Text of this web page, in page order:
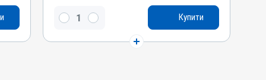
Натрію сульфат безводний, Натрію
гідрокарбонат
Купити